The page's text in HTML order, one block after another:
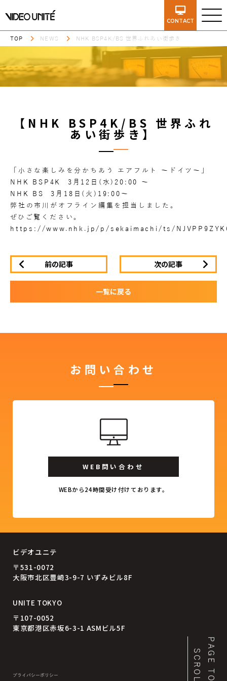
CONTACT
TOP NEWS NHK BSP4K/BS 世界ふれあい街歩き
【NHK BSP4K/BS 世界ふれ
あい街歩き】
「小さな楽しみを分かちあう エアフルト 〜ドイツ〜」
NHK BSP4K 3月12日(水)20:00 〜
NHK BS 3月18日(火)19:00〜
弊社の市川がオフライン編集を担当しました。
ぜひご覧ください。
https://www.nhk.jp/p/sekaimachi/ts/
前の記事 次の記事
一覧に戻る
お問い合わせ
WEB問い合わせ
WEBから24時間受け付けております。
ビデオユニテ
〒531-0072
大阪市北区豊崎3-9-7 いずみビル8F
UNITE TOKYO
〒107-0052
東京都港区赤坂6-3-1 ASMビル5F
プライバシーポリシー SCROLLPAGE TOP